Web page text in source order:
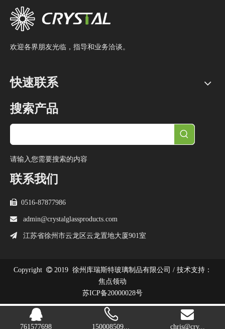
欢迎各界朋友光临，指导和业务洽谈。
快速联系
搜索产品
请输入您需要搜索的内容
761577698 150008509... chris@cry...
联系我们
 0516-87877986
 admin@crystalglassproducts.com
 江苏省徐州市云龙区云龙置地大厦901室
Copyright  2019 徐州库瑞斯特玻璃制品有限公司 / 技术支持：
焦点领动
苏ICP备20000028号